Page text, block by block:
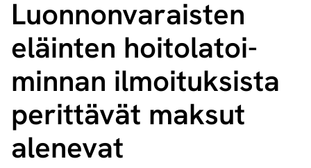
Luon­non­va­rais­ten
eläinten hoi­to­la­toi­
min­nan ilmoituksista
perittävät maksut
alenevat